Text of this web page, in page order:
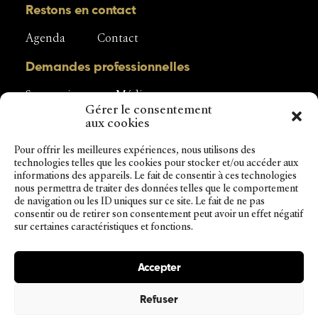
Gérer le consentement
aux cookies
Pour offrir les meilleures expériences, nous utilisons des
technologies telles que les cookies pour stocker et/ou accéder aux
informations des appareils. Le fait de consentir à ces technologies
nous permettra de traiter des données telles que le comportement
de navigation ou les ID uniques sur ce site. Le fait de ne pas
consentir ou de retirer son consentement peut avoir un effet négatif
sur certaines caractéristiques et fonctions.
Accepter
Refuser
Restons en contact
Agenda Contact
Demandes professionnelles
Sponsoring Média
Interprofession du Vacherin Fribourgeois
Rue de la Condémine 56
1630 Bulle
Tél. + 41 (0) 26 919 87 56
info@vacherinfribourgeoisaop.ch
Déclaration de confidentialité